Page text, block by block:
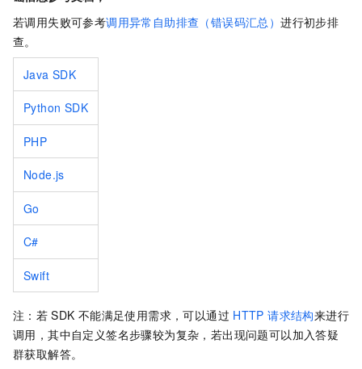
若调用失败可参考调用异常自助排查（错误码汇总）进行初步排
查。
Java SDK
Python SDK
PHP
Node.js
Go
C#
Swift
注：若 SDK 不能满足使用需求，可以通过 HTTP 请求结构来进行
调用，其中自定义签名步骤较为复杂，若出现问题可以加入答疑
群获取解答。